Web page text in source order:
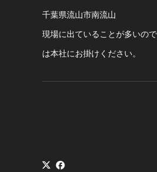
千葉県流山市南流山
現場に出ていることが多いの
は本社にお掛けください。